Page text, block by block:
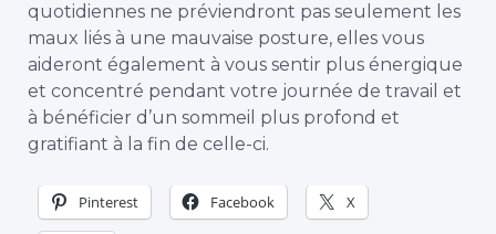
quotidiennes ne préviendront pas seulement les
maux liés à une mauvaise posture, elles vous
aideront également à vous sentir plus énergique
et concentré pendant votre journée de travail et
à bénéficier d’un sommeil plus profond et
gratifiant à la fin de celle-ci.
Pinterest Facebook X